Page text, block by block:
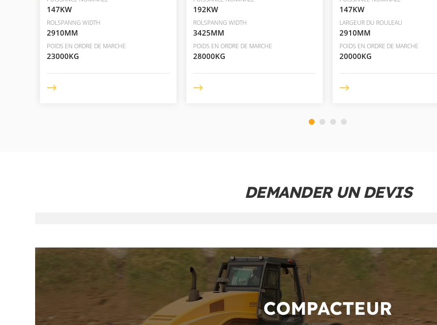
147KW
ROLSPANNG WIDTH
2910MM
POIDS EN ORDRE DE MARCHE
23000KG
192KW
ROLSPANNG WIDTH
3425MM
POIDS EN ORDRE DE MARCHE
28000KG
147KW
LARGEUR DU ROULEAU
2910MM
POIDS EN ORDRE DE MARCHE
20000KG
DEMANDER UN DEVIS
COMPACTEUR